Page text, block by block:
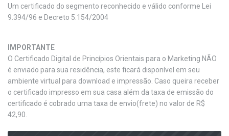
Um certificado do segmento reconhecido e válido conforme Lei
9.394/96 e Decreto 5.154/2004
IMPORTANTE
O Certificado Digital de Princípios Orientais para o Marketing NÃO
é enviado para sua residência, este ficará disponível em seu
ambiente virtual para download e impressão. Caso queira receber
o certificado impresso em sua casa além da taxa de emissão do
certificado é cobrado uma taxa de envio(frete) no valor de R$
42,90.